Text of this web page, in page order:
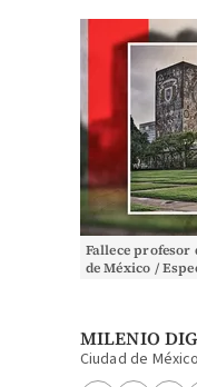
Fallece
de México /
MILENIO
Ciudad de México